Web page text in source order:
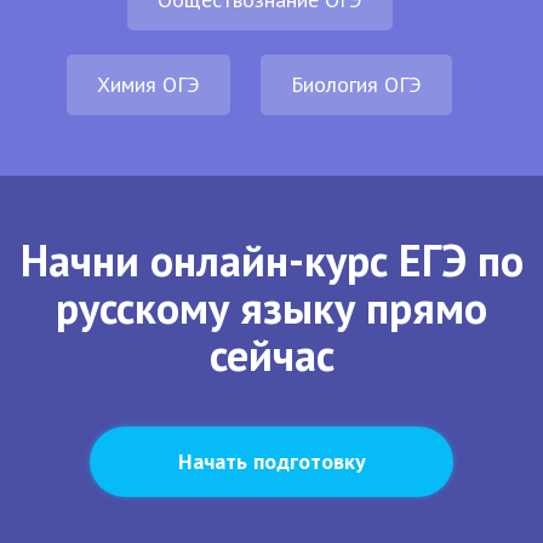
Химия ОГЭ Биология ОГЭ
Начни онлайн-курс ЕГЭ по
русскому языку прямо
сейчас
Начать подготовку